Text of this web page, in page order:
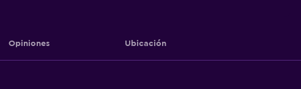
Opiniones Ubicación